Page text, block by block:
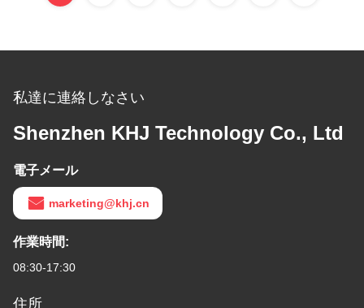
私達に連絡しなさい
Shenzhen KHJ Technology Co., Ltd
電子メール
marketing@khj.cn
作業時間:
08:30-17:30
住所